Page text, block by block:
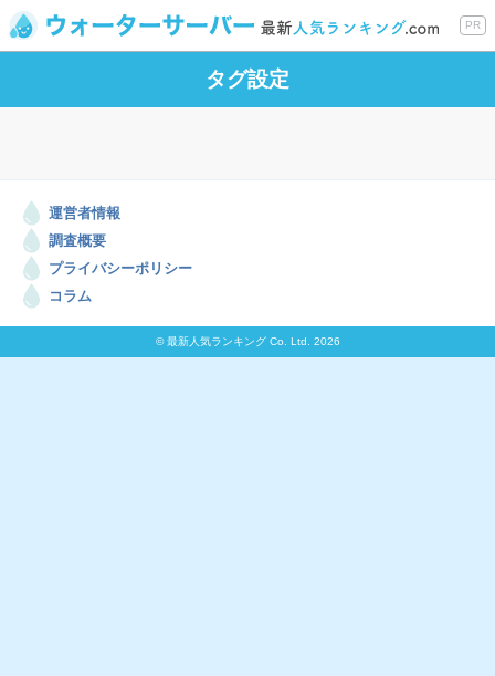
PR
タグ設定
運営者情報
調査概要
プライバシーポリシー
コラム
© 最新人気ランキング Co. Ltd. 2026